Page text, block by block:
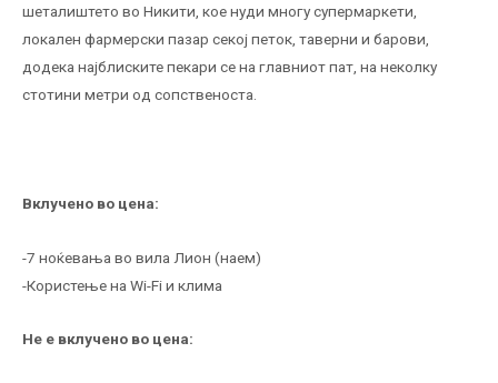
шеталиштето во Никити, кое нуди многу супермаркети,
локален фармерски пазар секој петок, таверни и барови,
додека најблиските пекари се на главниот пат, на неколку
стотини метри од сопственоста.
Вклучено во цена:
-7 ноќевања во вила Лион (наем)
-Користење на Wi-Fi и клима
Не е вклучено во цена: